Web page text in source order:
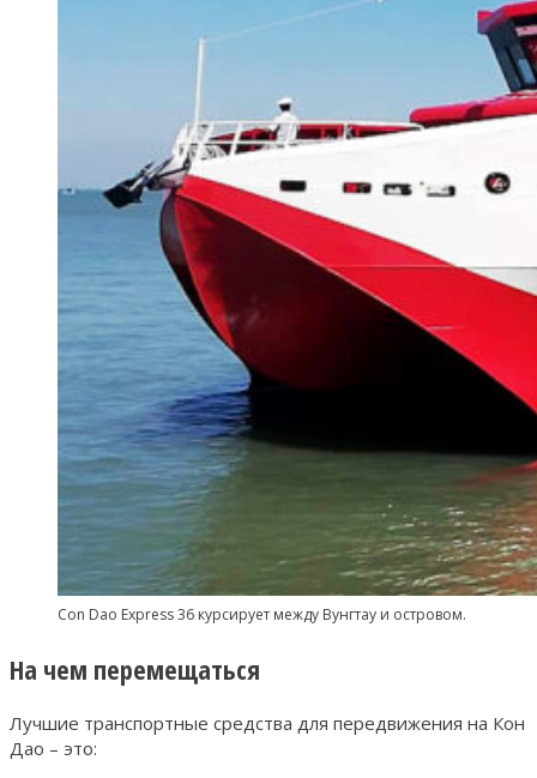
Con Dao Express 36 курсирует между Вунгтау и островом.
На чем перемещаться
Лучшие транспортные средства для передвижения на Кон
Дао – это: